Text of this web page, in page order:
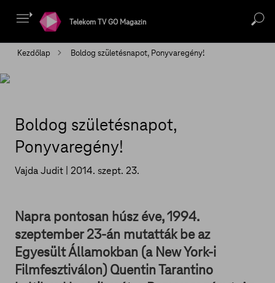
Telekom TV GO Magazin
Kezdőlap Boldog születésnapot, Ponyvaregény!
Boldog születésnapot,
Ponyvaregény!
Vajda Judit | 2014. szept. 23.
Napra pontosan húsz éve, 1994.
szeptember 23-án mutatták be az
Egyesült Államokban (a New York-i
Filmfesztiválon) Quentin Tarantino